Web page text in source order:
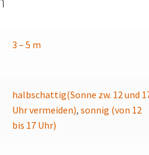
3 – 5 m
halbschattig(Sonne zw. 12 und
Uhr vermeiden),sonnig (von 12
bis 17 Uhr)